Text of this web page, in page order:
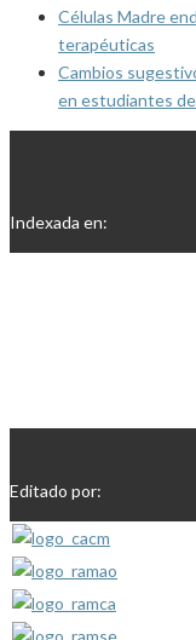
Células Madre
terapéuticas
Cambios
en estudiantes
Indexada en:
Editado por: